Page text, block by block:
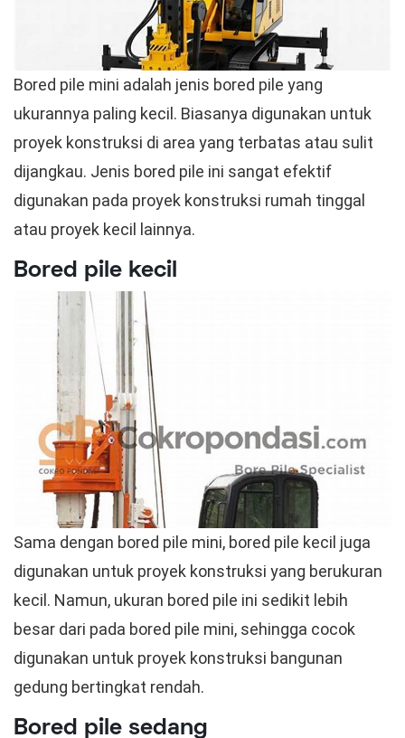
Bored pile mini adalah jenis bored pile yang
ukurannya paling kecil. Biasanya digunakan untuk
proyek konstruksi di area yang terbatas atau sulit
dijangkau. Jenis bored pile ini sangat efektif
digunakan pada proyek konstruksi rumah tinggal
atau proyek kecil lainnya.
Bored pile kecil
Sama dengan bored pile mini, bored pile kecil juga
digunakan untuk proyek konstruksi yang berukuran
kecil. Namun, ukuran bored pile ini sedikit lebih
besar dari pada bored pile mini, sehingga cocok
digunakan untuk proyek konstruksi bangunan
gedung bertingkat rendah.
Bored pile sedang